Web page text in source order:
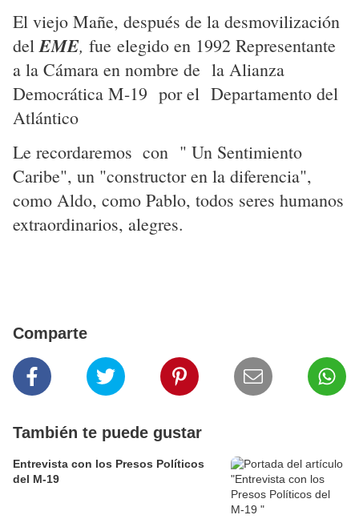
El viejo Mañe, después de la desmovilización
delEME, fue elegido en 1992 Representante
a la Cámara en nombre de la Alianza
Democrática M-19 por el Departamento del
Atlántico
Le recordaremos con " Un Sentimiento
Caribe", un "constructor en la diferencia",
como Aldo, como Pablo, todos seres humanos
extraordinarios, alegres.
Comparte
También te puede gustar
Entrevista con los Presos Políticos
del M-19